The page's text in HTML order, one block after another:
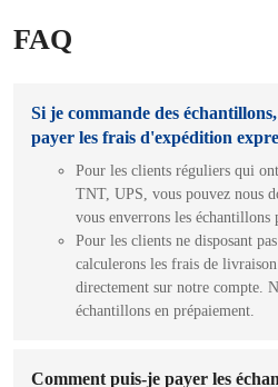
FAQ
Si je commande des
payer les frais d'expédition
Pour les clients réguliers qui
TNT, UPS, vous pouvez nous
vous enverrons les échantillons
Pour les clients ne disposant
calculerons les frais de
directement sur notre compte.
échantillons en prépaiement.
Comment puis-je payer les